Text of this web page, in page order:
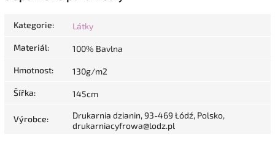
Kategorie: Látky
Materiál: 100% Bavlna
Hmotnost: 130g/m2
Šířka: 145cm
Výrobce:
Drukarnia dzianin, 93-469 Łódź, Polsko,
drukarniacyfrowa@lodz.pl